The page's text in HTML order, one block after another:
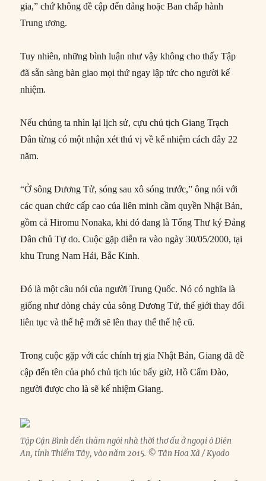
gia,” chứ không đề cập đến đảng hoặc Ban chấp hành
Trung ương.
Tuy nhiên, những bình luận như vậy không cho thấy Tập
đã sẵn sàng bàn giao mọi thứ ngay lập tức cho người kế
nhiệm.
Nếu chúng ta nhìn lại lịch sử, cựu chủ tịch Giang Trạch
Dân từng có một nhận xét thú vị về kế nhiệm cách đây 22
năm.
“Ở sông Dương Tử, sóng sau xô sóng trước,” ông nói với
các quan chức cấp cao của liên minh cầm quyền Nhật Bản,
gồm cả Hiromu Nonaka, khi đó đang là Tổng Thư ký Đảng
Dân chủ Tự do. Cuộc gặp diễn ra vào ngày 30/05/2000, tại
khu Trung Nam Hải, Bắc Kinh.
Đó là một câu nói của người Trung Quốc. Nó có nghĩa là
giống như dòng chảy của sông Dương Tử, thế giới thay đổi
liên tục và thế hệ mới sẽ lên thay thế thế hệ cũ.
Trong cuộc gặp với các chính trị gia Nhật Bản, Giang đã đề
cập đến tên của phó chủ tịch lúc bấy giờ, Hồ Cẩm Đào,
người được cho là sẽ kế nhiệm Giang.
Tập Cận Bình đến thăm ngôi nhà thời thơ ấu ở ngoại ô Diên
An, tỉnh Thiểm Tây, vào năm 2015. © Tân Hoa Xã / Kyodo